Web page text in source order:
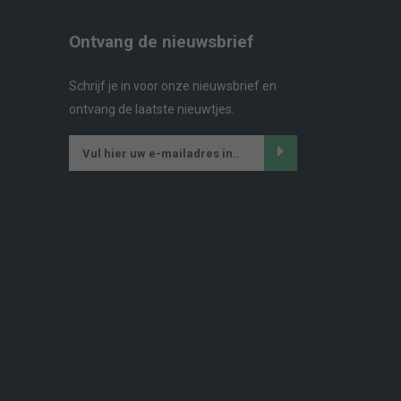
Ontvang de nieuwsbrief
Schrijf je in voor onze nieuwsbrief en
ontvang de laatste nieuwtjes.